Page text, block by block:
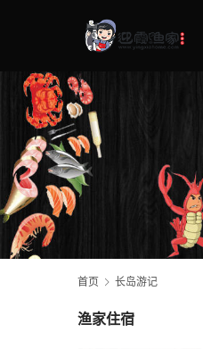
首页 长岛游记
渔家住宿